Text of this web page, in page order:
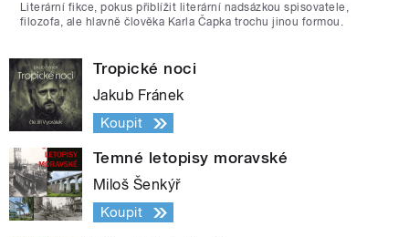
Literární fikce, pokus přiblížit literární nadsázkou spisovatele,
filozofa, ale hlavně člověka Karla Čapka trochu jinou formou.
Tropické noci
Jakub Fránek
Koupit
Temné letopisy moravské
Miloš Šenkýř
Koupit